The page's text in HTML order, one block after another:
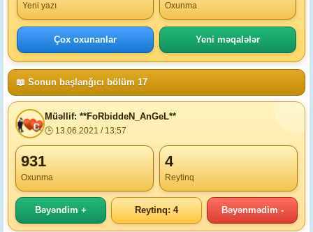
Yeni yazı Oxunma
Çox oxunanlar Yeni məqalələr
📖 Sonun başlanğıcı bölüm 17
Müəllif: **FoRbiddeN_AnGeL**
🕒 13.06.2021 / 13:57
931
Oxunma
4
Reytinq
Bəyəndim + Reytinq: 4 Bəyənmədim -